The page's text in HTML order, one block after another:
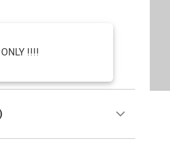
!!!!